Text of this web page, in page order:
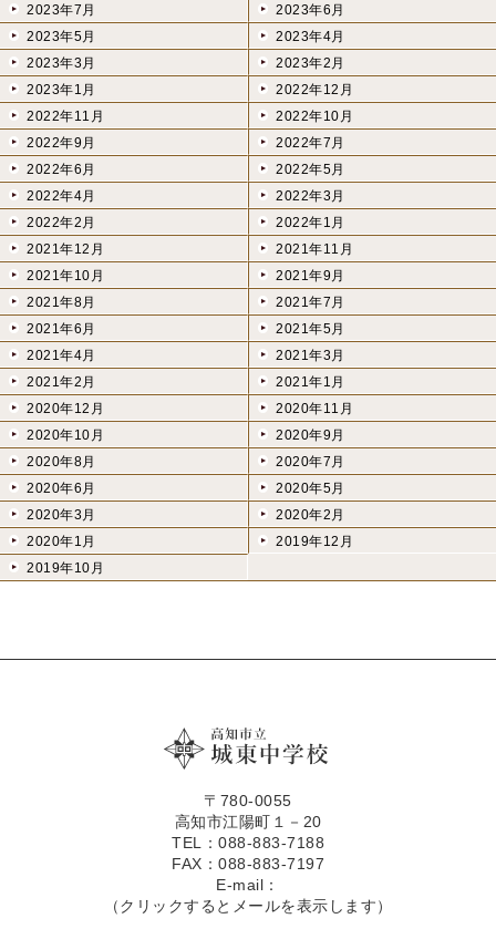
2023年7月
2023年6月
2023年5月
2023年4月
2023年3月
2023年2月
2023年1月
2022年12月
2022年11月
2022年10月
2022年9月
2022年7月
2022年6月
2022年5月
2022年4月
2022年3月
2022年2月
2022年1月
2021年12月
2021年11月
2021年10月
2021年9月
2021年8月
2021年7月
2021年6月
2021年5月
2021年4月
2021年3月
2021年2月
2021年1月
2020年12月
2020年11月
2020年10月
2020年9月
2020年8月
2020年7月
2020年6月
2020年5月
2020年3月
2020年2月
2020年1月
2019年12月
2019年10月
〒780-0055
高知市江陽町１－20
TEL：088-883-7188
FAX：088-883-7197
E-mail：
（クリックするとメールを表示します）